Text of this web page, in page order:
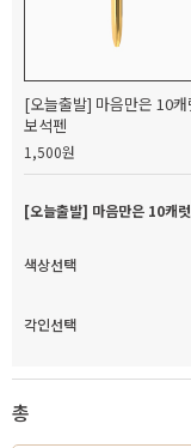
[오늘출발] 마음만은 10캐
보석펜
1,500원
[오늘출발] 마음만은 10캐
색상선택
각인선택
총